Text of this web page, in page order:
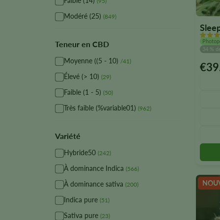
Modéré (25) (849)
Teneur en CBD
Moyenne ((5 - 10) /41)
Élevé (> 10) (29)
Faible (1 - 5) (50)
Très faible (%variable01) (962)
Variété
Hybride50 (242)
À dominance Indica (566)
À dominance sativa (200)
Indica pure (51)
Sativa pure (23)
34 %
€
Ce
sur